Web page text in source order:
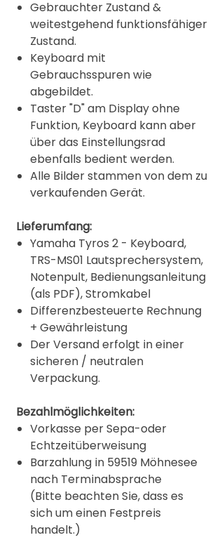
Gebrauchter Zustand &
weitestgehend funktionsfähiger
Zustand.
Keyboard mit
Gebrauchsspuren wie
abgebildet.
Taster "D" am Display ohne
Funktion, Keyboard kann aber
über das Einstellungsrad
ebenfalls bedient werden.
Alle Bilder stammen von dem zu
verkaufenden Gerät.
Lieferumfang:
Yamaha Tyros 2 - Keyboard,
TRS-MS01 Lautsprechersystem,
Notenpult, Bedienungsanleitung
(als PDF), Stromkabel
Differenzbesteuerte Rechnung
+ Gewährleistung
Der Versand erfolgt in einer
sicheren / neutralen
Verpackung.
Bezahlmöglichkeiten:
Vorkasse per Sepa-oder
Echtzeitüberweisung
Barzahlung in 59519 Möhnesee
nach Terminabsprache
(Bitte beachten Sie, dass es
sich um einen Festpreis
handelt.)